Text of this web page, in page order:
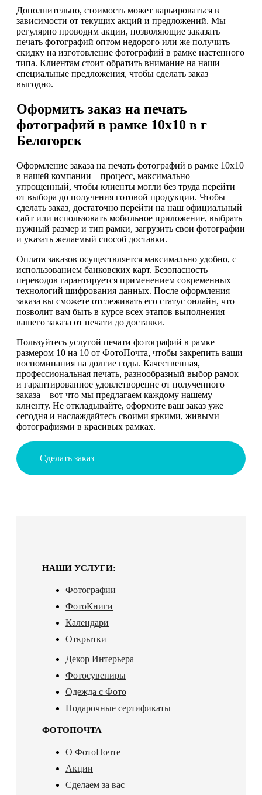
Дополнительно, стоимость может варьироваться в
зависимости от текущих акций и предложений. Мы
регулярно проводим акции, позволяющие заказать
печать фотографий оптом недорого или же получить
скидку на изготовление фотографий в рамке настенного
типа. Клиентам стоит обратить внимание на наши
специальные предложения, чтобы сделать заказ
выгодно.
Оформить заказ на печать
фотографий в рамке 10х10 в г
Белогорск
Оформление заказа на печать фотографий в рамке 10х10
в нашей компании – процесс, максимально
упрощенный, чтобы клиенты могли без труда перейти
от выбора до получения готовой продукции. Чтобы
сделать заказ, достаточно перейти на наш официальный
сайт или использовать мобильное приложение, выбрать
нужный размер и тип рамки, загрузить свои фотографии
и указать желаемый способ доставки.
Оплата заказов осуществляется максимально удобно, с
использованием банковских карт. Безопасность
переводов гарантируется применением современных
технологий шифрования данных. После оформления
заказа вы сможете отслеживать его статус онлайн, что
позволит вам быть в курсе всех этапов выполнения
вашего заказа от печати до доставки.
Пользуйтесь услугой печати фотографий в рамке
размером 10 на 10 от ФотоПочта, чтобы закрепить ваши
воспоминания на долгие годы. Качественная,
профессиональная печать, разнообразный выбор рамок
и гарантированное удовлетворение от полученного
заказа – вот что мы предлагаем каждому нашему
клиенту. Не откладывайте, оформите ваш заказ уже
сегодня и наслаждайтесь своими яркими, живыми
фотографиями в красивых рамках.
Сделать заказ
НАШИ УСЛУГИ:
Фотографии
ФотоКниги
Календари
Открытки
Декор Интерьера
Фотосувениры
Одежда с Фото
Подарочные сертификаты
ФОТОПОЧТА
О ФотоПочте
Акции
Сделаем за вас